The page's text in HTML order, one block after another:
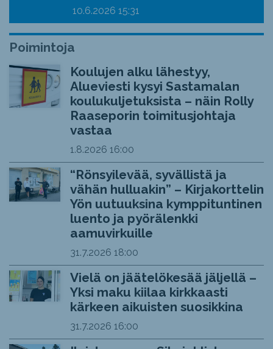
10.6.2026 15:31
Poimintoja
Koulujen alku lähestyy,
Alueviesti kysyi Sastamalan
koulukuljetuksista – näin Rolly
Raaseporin toimitusjohtaja
vastaa
1.8.2026 16:00
“Rönsyilevää, syvällistä ja
vähän hulluakin” – Kirjakorttelin
Yön uutuuksina kymppituntinen
luento ja pyörälenkki
aamuvirkuille
31.7.2026 18:00
Vielä on jäätelökesää jäljellä –
Yksi maku kiilaa kirkkaasti
kärkeen aikuisten suosikkina
31.7.2026 16:00